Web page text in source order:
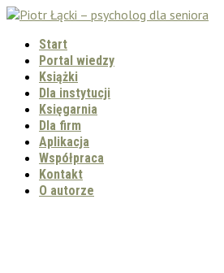
Start
Portal wiedzy
Książki
Dla instytucji
Księgarnia
Dla firm
Aplikacja
Współpraca
Kontakt
O autorze